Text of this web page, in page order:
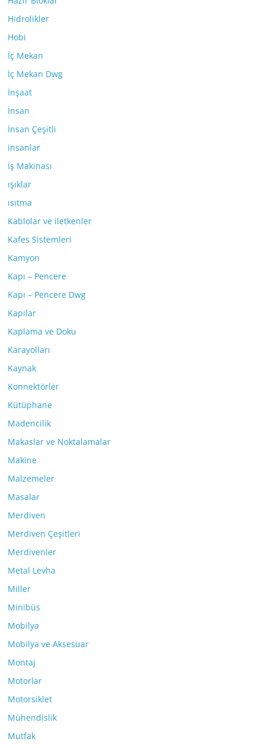
Hidrolikler
Hobi
İç Mekan
İç Mekan Dwg
İnşaat
İnsan
İnsan Çeşitli
insanlar
İş Makinası
ışıklar
ısıtma
Kablolar ve iletkenler
Kafes Sistemleri
Kamyon
Kapı – Pencere
Kapı – Pencere Dwg
Kapılar
Kaplama ve Doku
Karayolları
Kaynak
Konnektörler
Kütüphane
Madencilik
Makaslar ve Noktalamalar
Makine
Malzemeler
Masalar
Merdiven
Merdiven Çeşitleri
Merdivenler
Metal Levha
Miller
Minibüs
Mobilya
Mobilya ve Aksesuar
Montaj
Motorlar
Motorsiklet
Mühendislik
Mutfak